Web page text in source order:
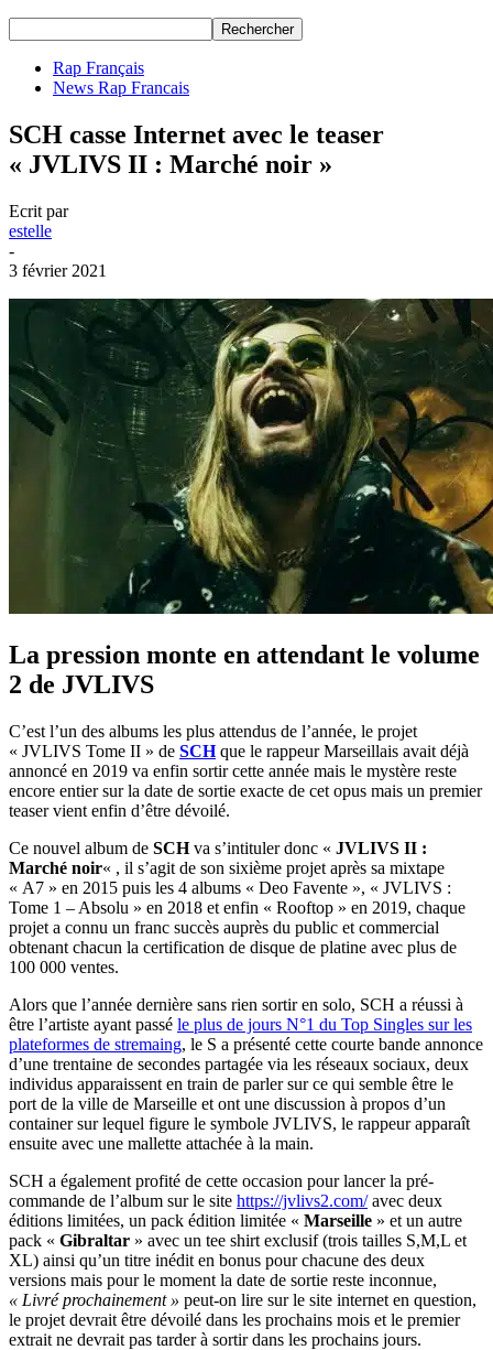
Rap Français
News Rap Francais
SCH casse Internet avec le teaser
« JVLIVS II : Marché noir »
Ecrit par
estelle
-
3 février 2021
La pression monte en attendant le volume
2 de JVLIVS
C’est l’un des albums les plus attendus de l’année, le projet
« JVLIVS Tome II » de SCHque le rappeur Marseillais avait déjà
annoncé en 2019 va enfin sortir cette année mais le mystère reste
encore entier sur la date de sortie exacte de cet opus mais un premier
teaser vient enfin d’être dévoilé.
Ce nouvel album de SCHva s’intituler donc « JVLIVS II :
Marché noir« , il s’agit de son sixième projet après sa mixtape
« A7 » en 2015 puis les 4 albums « Deo Favente », « JVLIVS :
Tome 1 – Absolu » en 2018 et enfin « Rooftop » en 2019, chaque
projet a connu un franc succès auprès du public et commercial
obtenant chacun la certification de disque de platine avec plus de
100 000 ventes.
Alors que l’année dernière sans rien sortir en solo, SCH a réussi à
être l’artiste ayant passé le plus de jours N°1 du Top Singles sur les
plateformes de stremaing, le S a présenté cette courte bande annonce
d’une trentaine de secondes partagée via les réseaux sociaux, deux
individus apparaissent en train de parler sur ce qui semble être le
port de la ville de Marseille et ont une discussion à propos d’un
container sur lequel figure le symbole JVLIVS, le rappeur apparaît
ensuite avec une mallette attachée à la main.
SCH a également profité de cette occasion pour lancer la pré-
commande de l’album sur le site https://jvlivs2.com/avec deux
éditions limitées, un pack édition limitée « Marseille » et un autre
pack « Gibraltar » avec un tee shirt exclusif (trois tailles S,M,L et
XL) ainsi qu’un titre inédit en bonus pour chacune des deux
versions mais pour le moment la date de sortie reste inconnue,
« Livré prochainement » peut-on lire sur le site internet en question,
le projet devrait être dévoilé dans les prochains mois et le premier
extrait ne devrait pas tarder à sortir dans les prochains jours.